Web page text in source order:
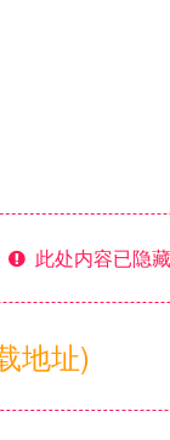
此处内容已隐
地址)